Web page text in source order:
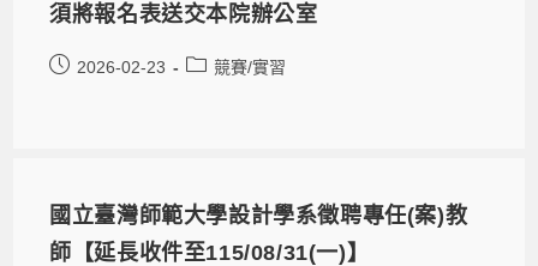
須將報名表送交本院辦公室
2026-02-23 競賽/實習
國立臺灣師範大學設計學系徵聘專任(案)教
師【延長收件至115/08/31(一)】